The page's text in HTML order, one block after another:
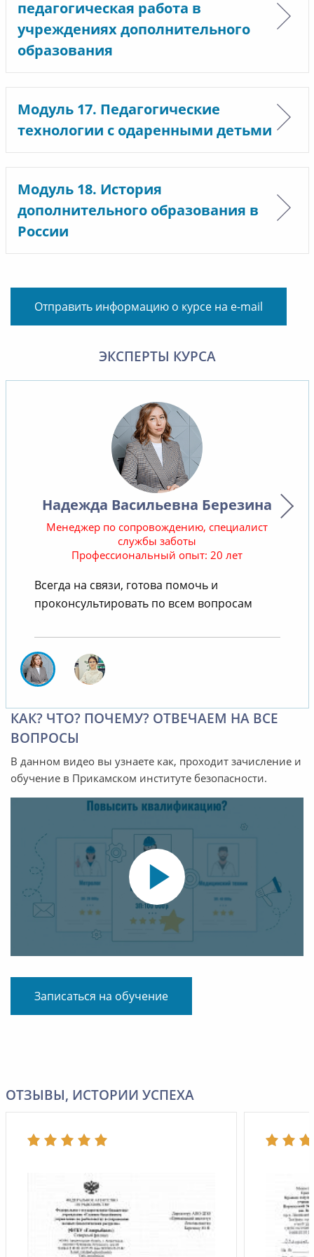
педагогическая работа в
учреждениях дополнительного
образования
Модуль 17. Педагогические
технологии с одаренными детьми
Модуль 18. История
дополнительного образования в
России
Отправить информацию о курсе на e-mail
ЭКСПЕРТЫ КУРСА
Надежда Васильевна Березина
Менеджер по сопровождению, специалист
службы заботы
Профессиональный опыт: 20 лет
Всегда на связи, готова помочь и
проконсультировать по всем вопросам
КАК? ЧТО? ПОЧЕМУ? ОТВЕЧАЕМ НА ВСЕ
ВОПРОСЫ
В данном видео вы узнаете как, проходит зачисление и
обучение в Прикамском институте безопасности.
Записаться на обучение
ОТЗЫВЫ, ИСТОРИИ УСПЕХА